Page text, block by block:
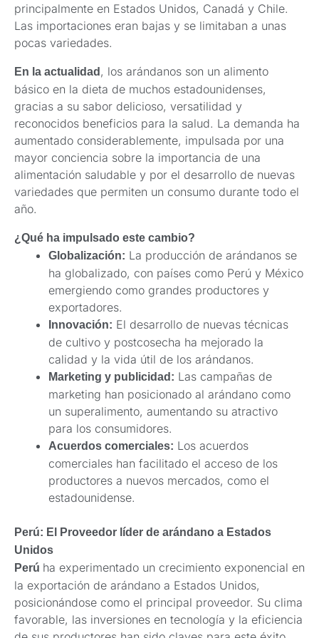
principalmente en Estados Unidos, Canadá y Chile.
Las importaciones eran bajas y se limitaban a unas
pocas variedades.
En la actualidad , los arándanos son un alimento
básico en la dieta de muchos estadounidenses,
gracias a su sabor delicioso, versatilidad y
reconocidos beneficios para la salud. La demanda ha
aumentado considerablemente, impulsada por una
mayor conciencia sobre la importancia de una
alimentación saludable y por el desarrollo de nuevas
variedades que permiten un consumo durante todo el
año.
¿Qué ha impulsado este cambio?
Globalización: La producción de arándanos se
ha globalizado, con países como Perú y México
emergiendo como grandes productores y
exportadores.
Innovación: El desarrollo de nuevas técnicas
de cultivo y postcosecha ha mejorado la
calidad y la vida útil de los arándanos.
Marketing y publicidad: Las campañas de
marketing han posicionado al arándano como
un superalimento, aumentando su atractivo
para los consumidores.
Acuerdos comerciales: Los acuerdos
comerciales han facilitado el acceso de los
productores a nuevos mercados, como el
estadounidense.
Perú: El Proveedor líder de arándano a Estados
Unidos
Perú ha experimentado un crecimiento exponencial en
la exportación de arándano a Estados Unidos,
posicionándose como el principal proveedor. Su clima
favorable, las inversiones en tecnología y la eficiencia